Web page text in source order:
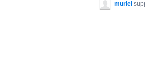
muriel